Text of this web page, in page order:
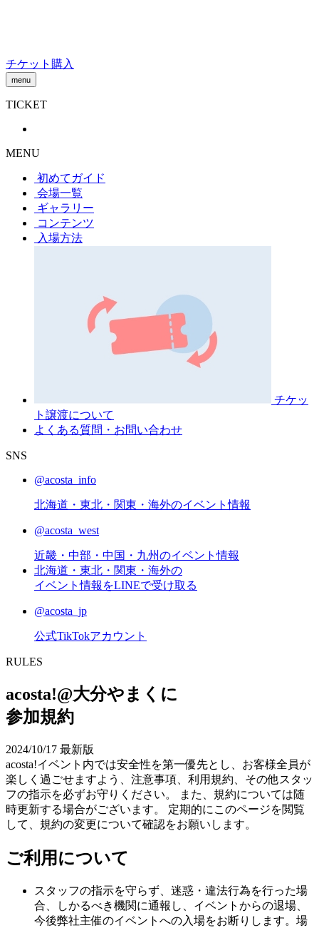
チケット購入
menu
TICKET
MENU
初めてガイド
会場一覧
ギャラリー
コンテンツ
入場方法
チケッ
ト譲渡について
よくある質問・お問い合わせ
SNS
@acosta_info
北海道・東北・関東・海外のイベント情報
@acosta_west
近畿・中部・中国・九州のイベント情報
北海道・東北・関東・海外の
イベント情報をLINEで受け取る
@acosta_jp
公式TikTokアカウント
RULES
acosta!@大分やまくに
参加規約
2024/10/17 最新版
acosta!イベント内では安全性を第一優先とし、お客様全員が
楽しく過ごせますよう、注意事項、利用規約、その他スタッ
フの指示を必ずお守りください。 また、規約については随
時更新する場合がございます。 定期的にこのページを閲覧
して、規約の変更について確認をお願いします。
ご利用について
スタッフの指示を守らず、迷惑・違法行為を行った場
合、しかるべき機関に通報し、イベントからの退場、
今後弊社主催のイベントへの入場をお断りします。場